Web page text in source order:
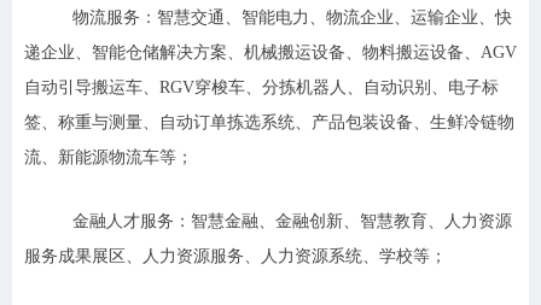
物流服务： 智慧交通、智能电力、物流企业、运输企业、快
递企业、智能仓储解决方案、机械搬运设备、物料搬运设备、AGV
自动引导搬运车、RGV穿梭车、分拣机器人、自动识别、电子标
签、称重与测量、自动订单拣选系统、产品包装设备、生鲜冷链物
流、新能源物流车等；
金融人才服务： 智慧金融、金融创新、智慧教育、人力资源
服务成果展区、人力资源服务、人力资源系统、学校等；